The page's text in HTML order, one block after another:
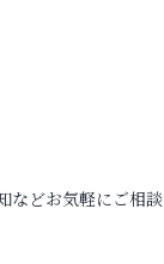
などお気軽にご相